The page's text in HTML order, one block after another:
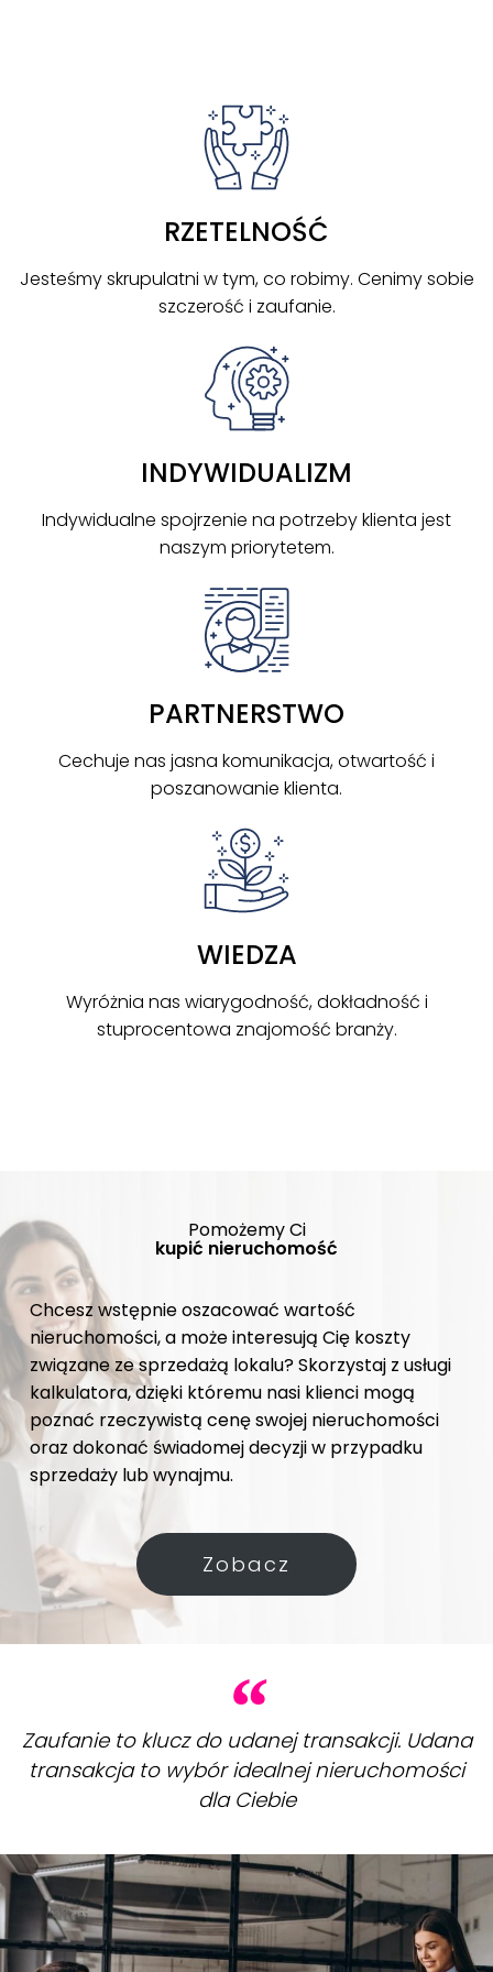
RZETELNOŚĆ
Jesteśmy skrupulatni w tym, co robimy. Cenimy sobie
szczerość i zaufanie.
INDYWIDUALIZM
Indywidualne spojrzenie na potrzeby klienta jest
naszym priorytetem.
PARTNERSTWO
Cechuje nas jasna komunikacja, otwartość i
poszanowanie klienta.
WIEDZA
Wyróżnia nas wiarygodność, dokładność i
stuprocentowa znajomość branży.
Pomożemy Ci
kupić nieruchomość
Chcesz wstępnie oszacować wartość
nieruchomości, a może interesują Cię koszty
związane ze sprzedażą lokalu? Skorzystaj z usługi
kalkulatora, dzięki któremu nasi klienci mogą
poznać rzeczywistą cenę swojej nieruchomości
oraz dokonać świadomej decyzji w przypadku
sprzedaży lub wynajmu.
Zobacz
Zaufanie to klucz do udanej transakcji. Udana
transakcja to wybór idealnej nieruchomości
dla Ciebie